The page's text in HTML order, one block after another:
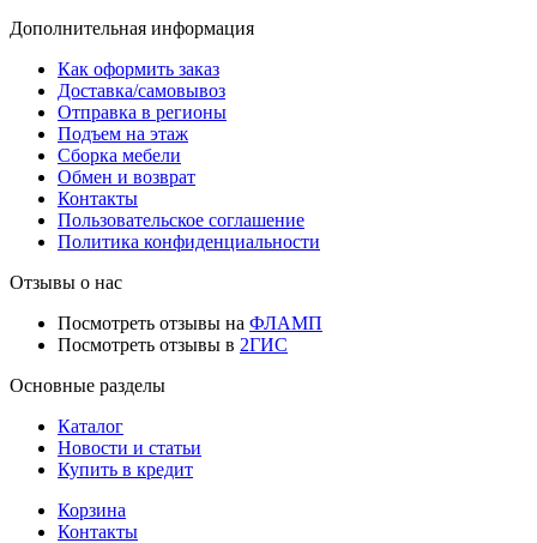
Дополнительная информация
Как оформить заказ
Доставка/самовывоз
Отправка в регионы
Подъем на этаж
Сборка мебели
Обмен и возврат
Контакты
Пользовательское соглашение
Политика конфиденциальности
Отзывы о нас
Посмотреть отзывы на ФЛАМП
Посмотреть отзывы в 2ГИС
Основные разделы
Каталог
Новости и статьи
Купить в кредит
Корзина
Контакты